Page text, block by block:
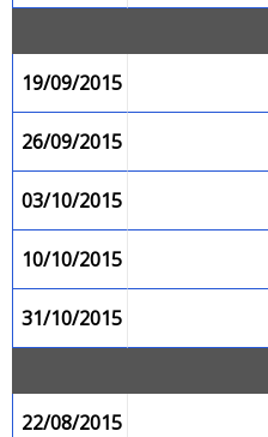
19/09/2015
26/09/2015
03/10/2015
10/10/2015
31/10/2015
22/08/2015